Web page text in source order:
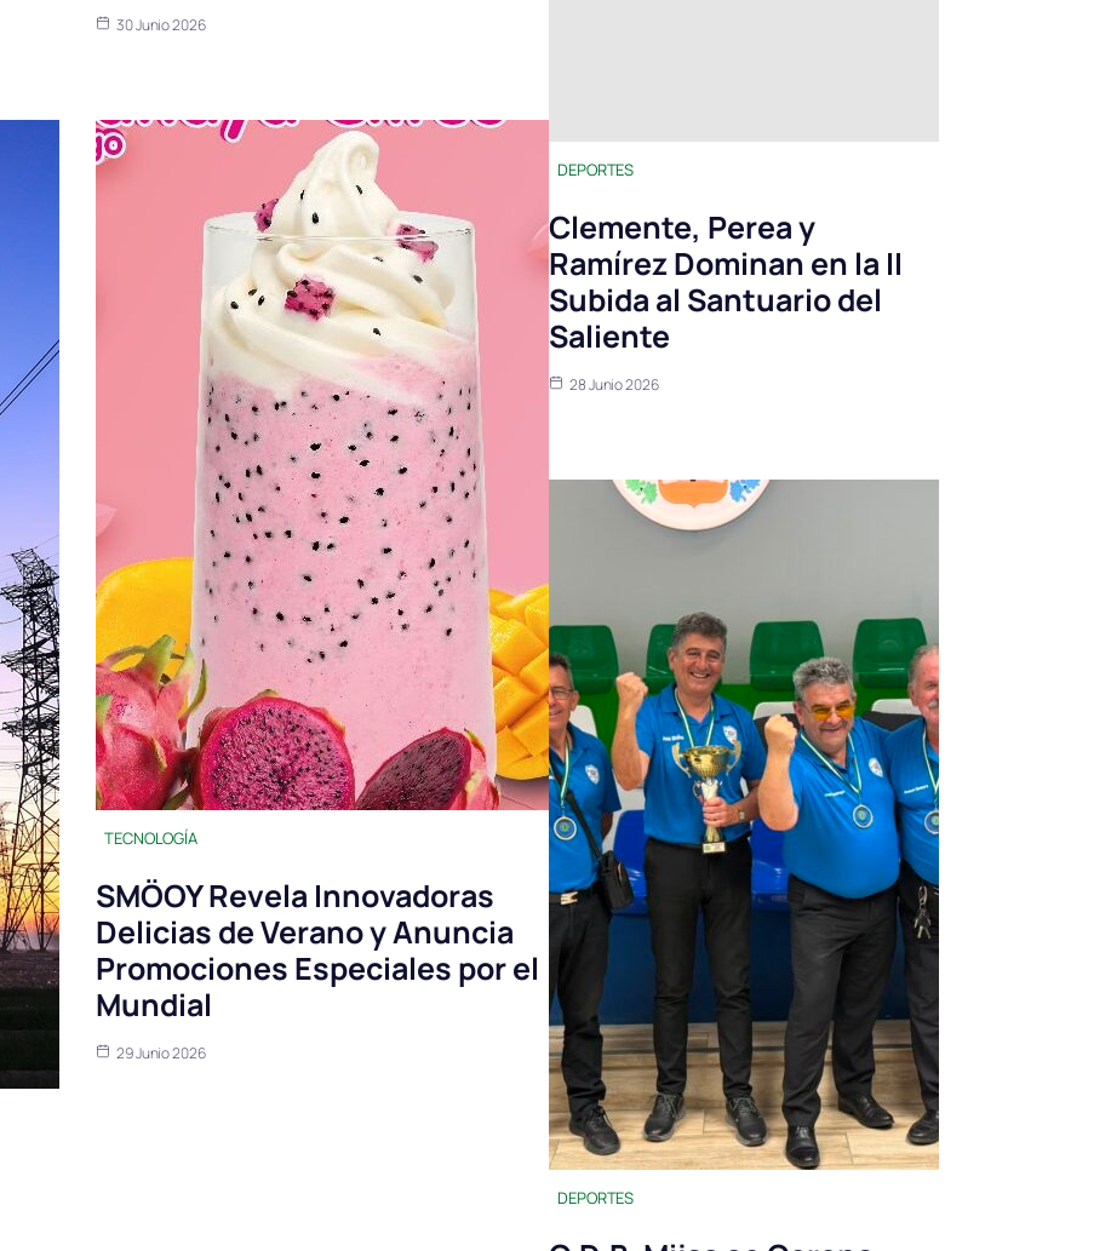
30 Junio 2026
TECNOLOGÍA
SMÖOY Revela Innovadoras
Delicias de Verano y Anuncia
Promociones Especiales por el
Mundial
29 Junio 2026
DEPORTES
Clemente, Perea y
Ramírez Dominan en la II
Subida al Santuario del
Saliente
28 Junio 2026
DEPORTES